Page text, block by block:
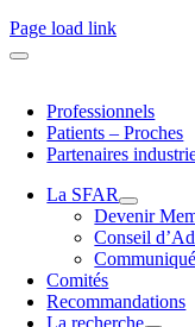
Page load link
Professionnels
Patients – Proches
Partenaires
La SFAR
Devenir
Conseil
Comités
Recommandations
La recherche